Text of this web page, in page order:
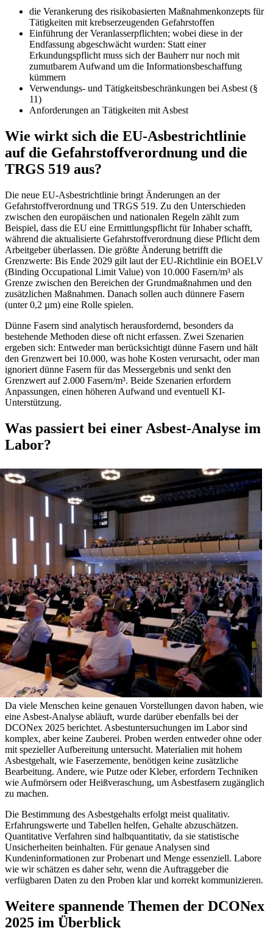
die Verankerung des risikobasierten Maßnahmenkonzepts für
Tätigkeiten mit krebserzeugenden Gefahrstoffen
Einführung der Veranlasserpflichten; wobei diese in der
Endfassung abgeschwächt wurden: Statt einer
Erkundungspflicht muss sich der Bauherr nur noch mit
zumutbarem Aufwand um die Informationsbeschaffung
kümmern
Verwendungs- und Tätigkeitsbeschränkungen bei Asbest (§
11)
Anforderungen an Tätigkeiten mit Asbest
Wie wirkt sich die EU-Asbestrichtlinie
auf die Gefahrstoffverordnung und die
TRGS 519 aus?
Die neue EU-Asbestrichtlinie bringt Änderungen an der
Gefahrstoffverordnung und TRGS 519. Zu den Unterschieden
zwischen den europäischen und nationalen Regeln zählt zum
Beispiel, dass die EU eine Ermittlungspflicht für Inhaber schafft,
während die aktualisierte Gefahrstoffverordnung diese Pflicht dem
Arbeitgeber überlassen. Die größte Änderung betrifft die
Grenzwerte: Bis Ende 2029 gilt laut der EU-Richtlinie ein BOELV
(Binding Occupational Limit Value) von 10.000 Fasern/m³ als
Grenze zwischen den Bereichen der Grundmaßnahmen und den
zusätzlichen Maßnahmen. Danach sollen auch dünnere Fasern
(unter 0,2 µm) eine Rolle spielen.
Dünne Fasern sind analytisch herausfordernd, besonders da
bestehende Methoden diese oft nicht erfassen. Zwei Szenarien
ergeben sich: Entweder man berücksichtigt dünne Fasern und hält
den Grenzwert bei 10.000, was hohe Kosten verursacht, oder man
ignoriert dünne Fasern für das Messergebnis und senkt den
Grenzwert auf 2.000 Fasern/m³. Beide Szenarien erfordern
Anpassungen, einen höheren Aufwand und eventuell KI-
Unterstützung.
Was passiert bei einer Asbest-Analyse im
Labor?
Da viele Menschen keine genauen Vorstellungen davon haben, wie
eine Asbest-Analyse abläuft, wurde darüber ebenfalls bei der
DCONex 2025 berichtet. Asbestuntersuchungen im Labor sind
komplex, aber keine Zauberei. Proben werden entweder ohne oder
mit spezieller Aufbereitung untersucht. Materialien mit hohem
Asbestgehalt, wie Faserzemente, benötigen keine zusätzliche
Bearbeitung. Andere, wie Putze oder Kleber, erfordern Techniken
wie Aufmörsern oder Heißveraschung, um Asbestfasern zugänglich
zu machen.
Die Bestimmung des Asbestgehalts erfolgt meist qualitativ.
Erfahrungswerte und Tabellen helfen, Gehalte abzuschätzen.
Quantitative Verfahren sind halbquantitativ, da sie statistische
Unsicherheiten beinhalten. Für genaue Analysen sind
Kundeninformationen zur Probenart und Menge essenziell. Labore
wie wir schätzen es daher sehr, wenn die Auftraggeber die
verfügbaren Daten zu den Proben klar und korrekt kommunizieren.
Weitere spannende Themen der DCONex
2025 im Überblick